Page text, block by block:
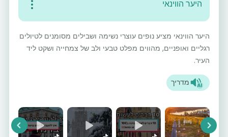
היער הווינאי
היער הווינאי מציע נופים עוצרי נשימה ושבילים מסומנים לטיולים
רגליים ואופניים, מהווים מפלט טבעי ולב של צמחייה ושקט ליד
העיר.
מדריך
Next